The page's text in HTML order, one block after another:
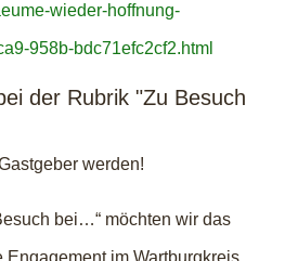
wieder-hoffnung-
958b-bdc71efc2cf2.html
der Rubrik "Zu Besuch
werden!
bei…“ möchten wir das
im Wartburgkreis